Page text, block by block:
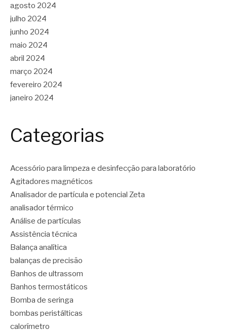
agosto 2024
julho 2024
junho 2024
maio 2024
abril 2024
março 2024
fevereiro 2024
janeiro 2024
Categorias
Acessório para limpeza e desinfecção para laboratório
Agitadores magnéticos
Analisador de partícula e potencial Zeta
analisador térmico
Análise de partículas
Assistência técnica
Balança analítica
balanças de precisão
Banhos de ultrassom
Banhos termostáticos
Bomba de seringa
bombas peristálticas
calorímetro